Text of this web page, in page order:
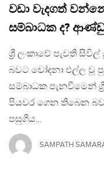
වඩා වැදගත්
සම්බාධක ද?
ශ්‍රී ලංකාවේ පැවති
බවට චෝදනා එල්ල වූ
සම්බාධක පැනවීමෙන්
පියවර ගෙන තිබෙන
පසුගිය…
SAMPATH